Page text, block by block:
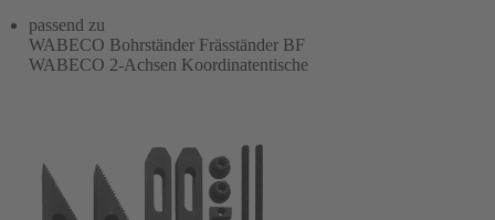
passend zu
WABECO Bohrständer Fräsständer BF
WABECO 2-Achsen Koordinatentische